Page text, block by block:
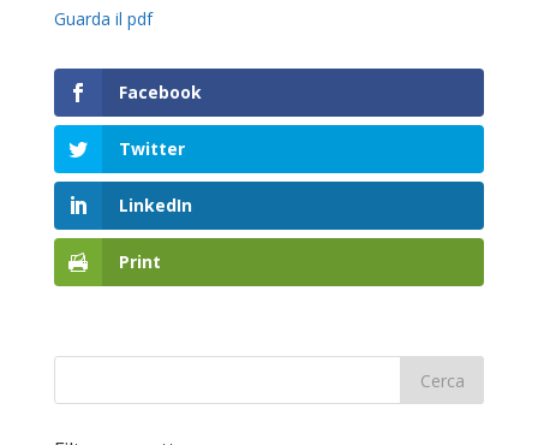
Guarda il pdf
Facebook
Twitter
LinkedIn
Print